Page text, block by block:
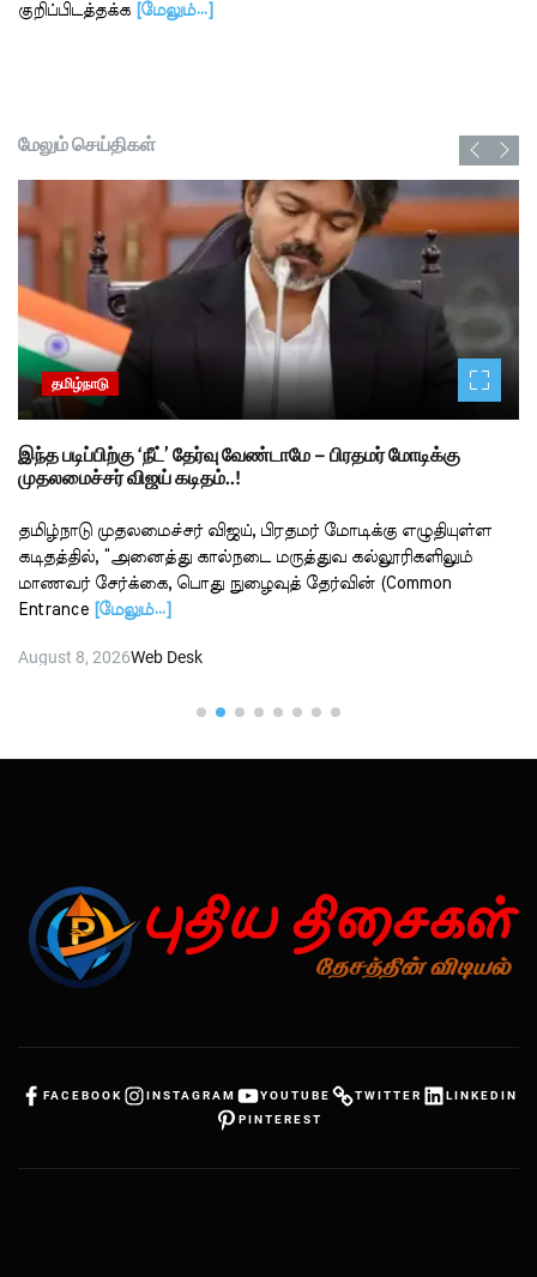
குறிப்பிடத்தக்க
[மேலும்…]
மேலும் செய்திகள்
தமிழ்நாடு
இந்த படிப்பிற்கு ‘நீட்’ தேர்வு வேண்டாமே – பிரதமர் மோடிக்கு
முதலமைச்சர் விஜய் கடிதம்..!
தமிழ்நாடு முதலமைச்சர் விஜய், பிரதமர் மோடிக்கு எழுதியுள்ள
கடிதத்தில், “அனைத்து கால்நடை மருத்துவ கல்லூரிகளிலும்
மாணவர் சேர்க்கை, பொது நுழைவுத் தேர்வின் (Common
Entrance
[மேலும்…]
August 8, 2026Web Desk
FACEBOOK INSTAGRAM YOUTUBE TWITTER
LINKEDIN
PINTEREST